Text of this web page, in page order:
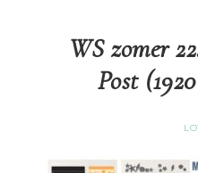
WS zomer
Post